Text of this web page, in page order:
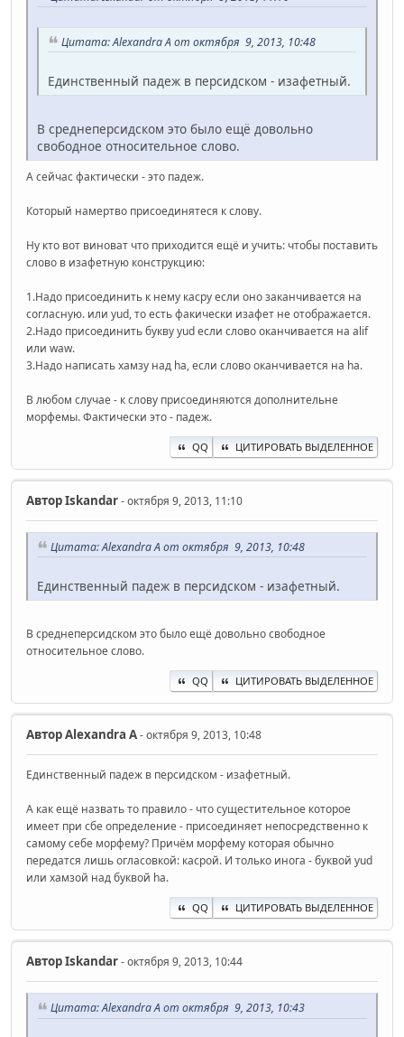
Цитата: Alexandra A от октября 9, 2013, 10:48
Единственный падеж в персидском - изафетный.
В среднеперсидском это было ещё довольно
свободное относительное слово.
А сейчас фактически - это падеж.
Который намертво присоединятеся к слову.
Ну кто вот виноват что приходится ещё и учить: чтобы поставить
слово в изафетную конструкцию:
1.Надо присоединить к нему касру если оно заканчивается на
согласную. или yud, то есть факически изафет не отображается.
2.Надо присоединить букву yud если слово оканчивается на alif
или waw.
3.Надо написать хамзу над ha, если слово оканчивается на ha.
В любом случае - к слову присоединяются дополнительне
морфемы. Фактически это - падеж.
QQ ЦИТИРОВАТЬ ВЫДЕЛЕННОЕ
АвторIskandar- октября 9, 2013, 11:10
Цитата: Alexandra A от октября 9, 2013, 10:48
Единственный падеж в персидском - изафетный.
В среднеперсидском это было ещё довольно свободное
относительное слово.
QQ ЦИТИРОВАТЬ ВЫДЕЛЕННОЕ
АвторAlexandra A- октября 9, 2013, 10:48
Единственный падеж в персидском - изафетный.
А как ещё назвать то правило - что сущестительное которое
имеет при сбе определение - присоединяет непосредственно к
самому себе морфему? Причём морфему которая обычно
передатся лишь огласовкой: касрой. И только инога - буквой yud
или хамзой над буквой ha.
QQ ЦИТИРОВАТЬ ВЫДЕЛЕННОЕ
АвторIskandar- октября 9, 2013, 10:44
Цитата: Alexandra A от октября 9, 2013, 10:43